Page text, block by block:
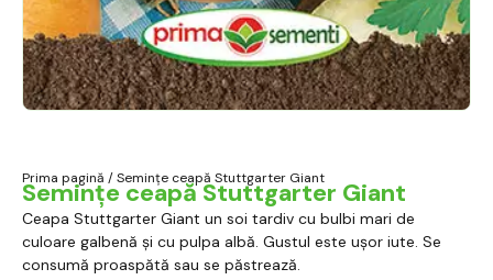
Prima pagină / Semințe ceapă Stuttgarter Giant
Semințe ceapă Stuttgarter Giant
Ceapa Stuttgarter Giant un soi tardiv cu bulbi mari de
culoare galbenă și cu pulpa albă. Gustul este ușor iute. Se
consumă proaspătă sau se păstrează.